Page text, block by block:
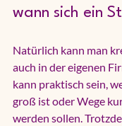
wann sich ein
Natürlich kann man
auch in der eigenen
kann praktisch sein,
groß ist oder Wege
werden sollen.